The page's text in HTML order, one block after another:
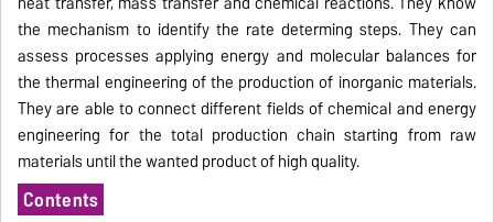
the mechanism to identify the rate determing steps. They can
assess processes applying energy and molecular balances for
the thermal engineering of the production of inorganic materials.
They are able to connect different fields of chemical and energy
engineering for the total production chain starting from raw
materials until the wanted product of high quality.
Contents